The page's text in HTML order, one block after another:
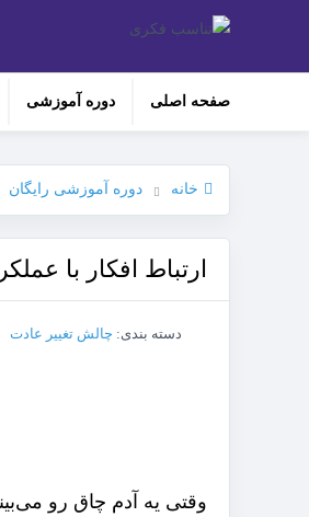
صفحه اصلی دوره‌ آموزشی
خانه دوره آموزشی رایگان
ارتباط افکار با
دسته بندی: چالش تغییر عادت
وقتی یه آدم چاق رو